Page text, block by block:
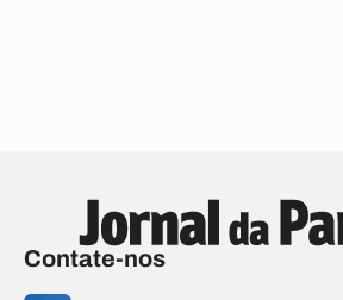
Contate-nos